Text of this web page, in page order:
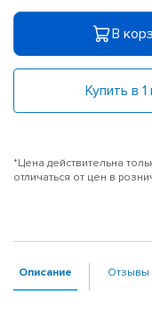
В
Купить в 1
*Цена действительна
отличаться от цен в
Описание Отзывы